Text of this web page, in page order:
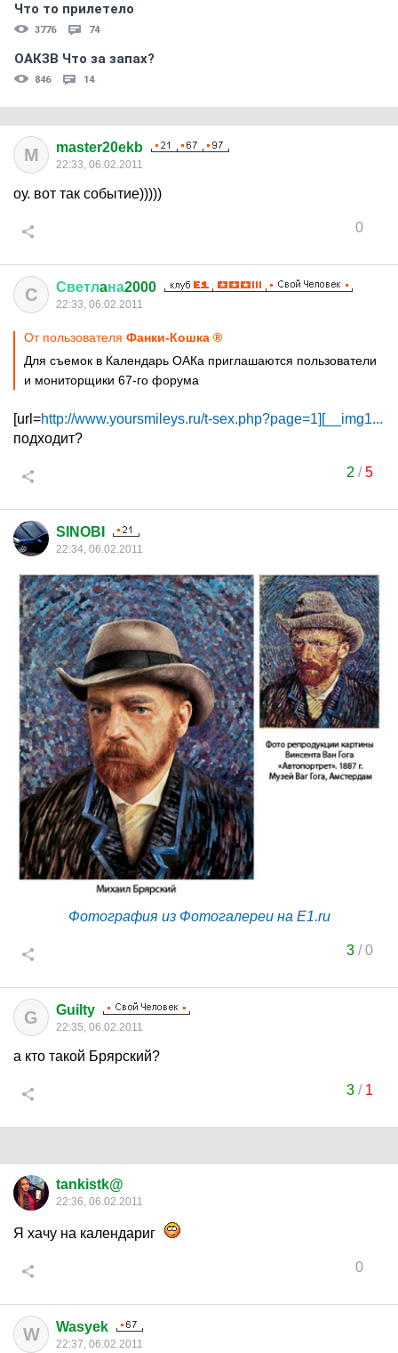
Что то прилетело
3776 74
ОАКЗВ Что за запах?
846 14
M master20ekb
22:33, 06.02.2011
оу. вот так событие)))))
0
С Светлaна2000
22:33, 06.02.2011
От пользователя Фанки-Кошка ®
Для съемок в Календарь ОАКа приглашаются пользователи
и мониторщики 67-го форума
[url=http://www.yoursmileys.ru/t-sex.php?page=1][__img1...
подходит?
2 /5
SINOBI
22:34, 06.02.2011
Фотография из Фотогалереи на E1.ru
3/0
G Guilty
22:35, 06.02.2011
а кто такой Брярский?
3/ 1
tankistk@
22:36, 06.02.2011
Я хачу на календариг
0
W Wasyek
22:37, 06.02.2011